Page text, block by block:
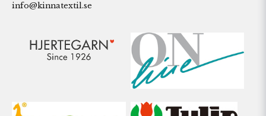
info@kinnatextil.se